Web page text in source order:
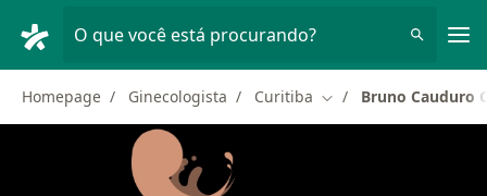
O que você está procurando?
Homepage Ginecologista Curitiba Mudar de cidade
Bruno Cauduro